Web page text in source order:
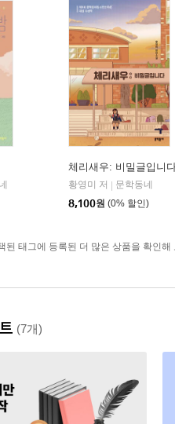
체리새우: 비밀글입니
황영미 저 | 문학동네
8,100원 (0% 할인)
된 태그에 등록된 더 많은 상품을 확인해
(7개)